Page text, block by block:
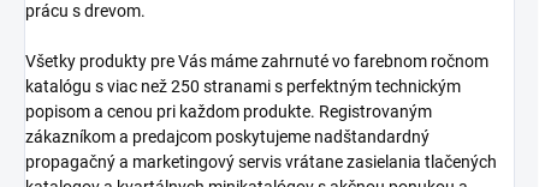
prácu s drevom.
Všetky produkty pre Vás máme zahrnuté vo farebnom ročnom
katalógu s viac než 250 stranami s perfektným technickým
popisom a cenou pri každom produkte. Registrovaným
zákazníkom a predajcom poskytujeme nadštandardný
propagačný a marketingový servis vrátane zasielania tlačených